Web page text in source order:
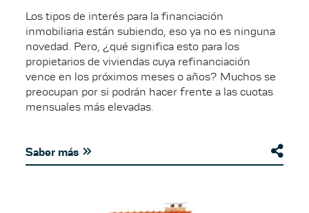
Los tipos de interés para la financiación
inmobiliaria están subiendo, eso ya no es ninguna
novedad. Pero, ¿qué significa esto para los
propietarios de viviendas cuya refinanciación
vence en los próximos meses o años? Muchos se
preocupan por si podrán hacer frente a las cuotas
mensuales más elevadas.
Saber más